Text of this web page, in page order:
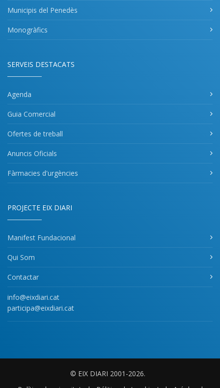
Municipis del Penedès
Monogràfics
SERVEIS DESTACATS
Agenda
Guia Comercial
Ofertes de treball
Anuncis Oficials
Fàrmacies d'urgències
PROJECTE EIX DIARI
Manifest Fundacional
Qui Som
Contactar
info@eixdiari.cat
participa@eixdiari.cat
© EIX DIARI 2001-2026.